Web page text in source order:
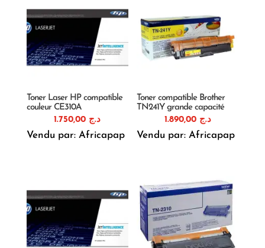
Toner Laser HP compatible
couleur CE310A
د.ج
Vendu par: Africapap
Toner compatible Brother
TN241Y grande capacité
د.ج 1.890,00
Vendu par: Africapap